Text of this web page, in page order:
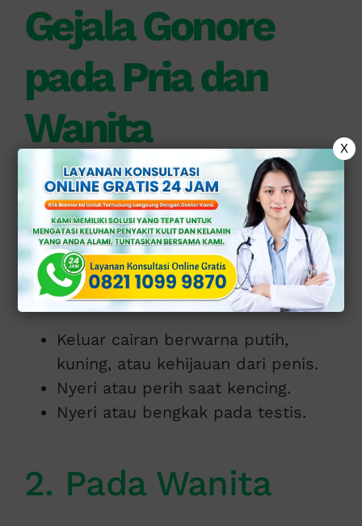
Gejala Gonore
pada Pria dan
Wanita
Gejala gonore bisa berbeda pada pria
dan wanita, bahkan sebagian penderita
tidak merasakan gejala yang jelas.
1. Pada Pria
Keluar cairan berwarna putih,
kuning, atau kehijauan dari penis.
Nyeri atau perih saat kencing.
Nyeri atau bengkak pada testis.
2. Pada Wanita
X